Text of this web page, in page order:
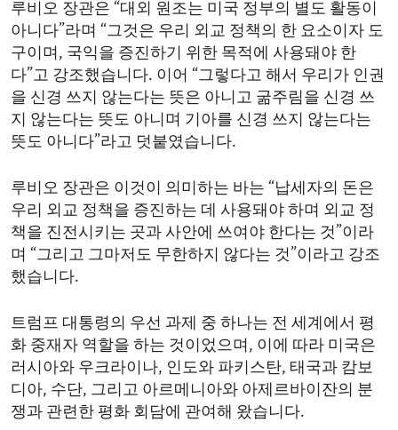
루비오 장관은 “대외 원조는 미국 정부의 별도 활동이
아니다”라며 “그것은 우리 외교 정책의 한 요소이자 도
구이며, 국익을 증진하기 위한 목적에 사용돼야 한
다”고 강조했습니다. 이어 “그렇다고 해서 우리가 인권
을 신경 쓰지 않는다는 뜻은 아니고 굶주림을 신경 쓰
지 않는다는 뜻도 아니며 기아를 신경 쓰지 않는다는
뜻도 아니다”라고 덧붙였습니다.
루비오 장관은 이것이 의미하는 바는 “납세자의 돈은
우리 외교 정책을 증진하는 데 사용돼야 하며 외교 정
책을 진전시키는 곳과 사안에 쓰여야 한다는 것”이라
며 “그리고 그마저도 무한하지 않다는 것”이라고 강조
했습니다.
트럼프 대통령의 우선 과제 중 하나는 전 세계에서 평
화 중재자 역할을 하는 것이었으며, 이에 따라 미국은
러시아와 우크라이나, 인도와 파키스탄, 태국과 캄보
디아, 수단, 그리고 아르메니아와 아제르바이잔의 분
쟁과 관련한 평화 회담에 관여해 왔습니다.